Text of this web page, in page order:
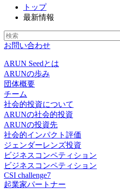
トップ
最新情報
お問い合わせ
ARUN Seedとは
ARUNの歩み
団体概要
チーム
社会的投資について
ARUNの社会的投資
ARUNの投資先
社会的インパクト評価
ジェンダーレンズ投資
ビジネスコンペティション
ビジネスコンペティション
CSI challenge7
起業家パートナー